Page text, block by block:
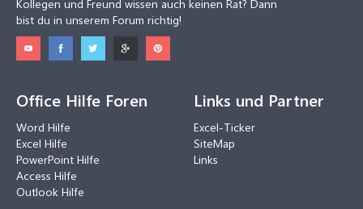
Kollegen und Freund wissen auch keinen Rat? Dann
bist du in unserem Forum richtig!
Office Hilfe Foren
Word Hilfe
Excel Hilfe
PowerPoint Hilfe
Access Hilfe
Outlook Hilfe
Links und Partner
Excel-Ticker
SiteMap
Links